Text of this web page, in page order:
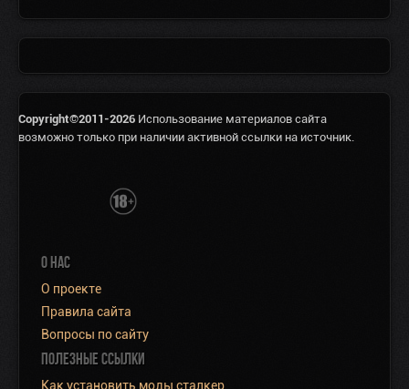
Copyright©2011-2026 Использование материалов сайта
возможно только при наличии активной ссылки на источник.
О НАС
О проекте
Правила сайта
Вопросы по сайту
ПОЛЕЗНЫЕ ССЫЛКИ
Как установить моды сталкер